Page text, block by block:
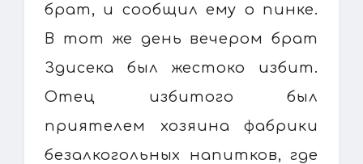
брат, и сообщил ему о пинке.
В тот же день вечером брат
Здисека был жестоко избит.
Отец избитого был
приятелем хозяина фабрики
безалкогольных напитков, где